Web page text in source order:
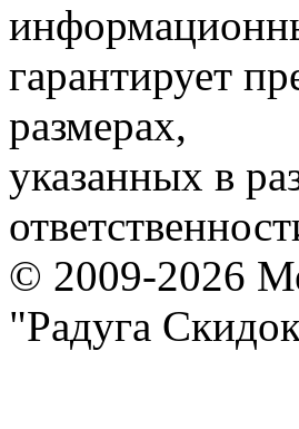
гарантирует
размерах,
указанных в
© 2009-2026
"Радуга